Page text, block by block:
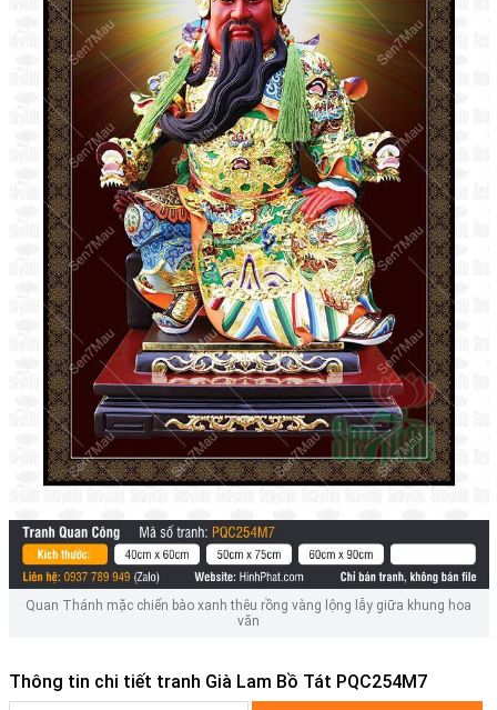
Quan Thánh mặc chiến bào xanh thêu rồng vàng lộng lẫy giữa khung hoa
văn
Thông tin chi tiết tranh Già Lam Bồ Tát PQC254M7